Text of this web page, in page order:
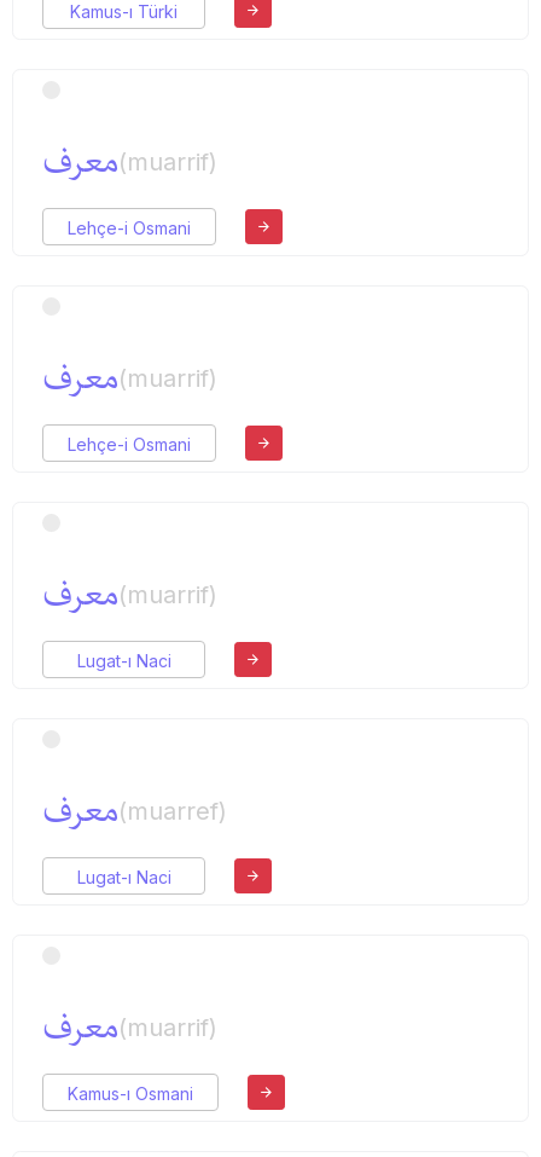
Kamus-ı Türki
معرف(muarrif)
Lehçe-i Osmani
معرف(muarrif)
Lehçe-i Osmani
معرف(muarrif)
Lugat-ı Naci
معرف(muarref)
Lugat-ı Naci
معرف(muarrif)
Kamus-ı Osmani